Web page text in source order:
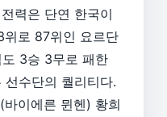
력은 단연 한국이
위로 87위인 요르단
3승 3무로 패한
수단의 퀄리티다.
이에른 뮌헨) 황희